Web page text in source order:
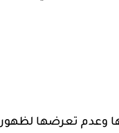
وعدم تعرضها